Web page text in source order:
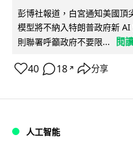
彭博社報道，白宮通知美國頂
模型將不納入特朗普政府新
則聯署呼籲政府不要限...
閱
40 18 ↗ 分享
人工智能